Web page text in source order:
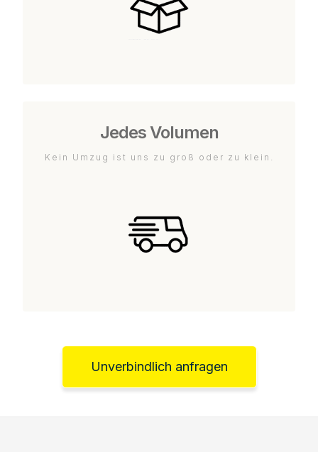
Jedes Volumen
Kein Umzug ist uns zu groß oder zu klein.
Unverbindlich anfragen